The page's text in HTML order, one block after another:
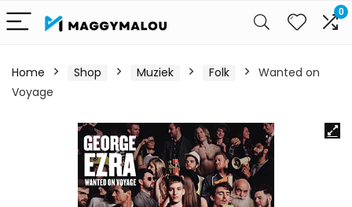
0
Home Shop Muziek Folk
Wanted on
Voyage